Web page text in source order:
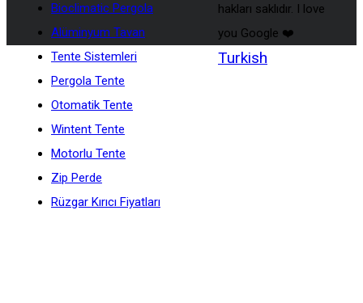
Bioclimatic Pergola
Alüminyum Tavan
Tente Sistemleri
Pergola Tente
Otomatik Tente
Wintent Tente
Motorlu Tente
Zip Perde
Rüzgar Kırıcı Fiyatları
hakları saklıdır. I love
you Google ❤️
Turkish